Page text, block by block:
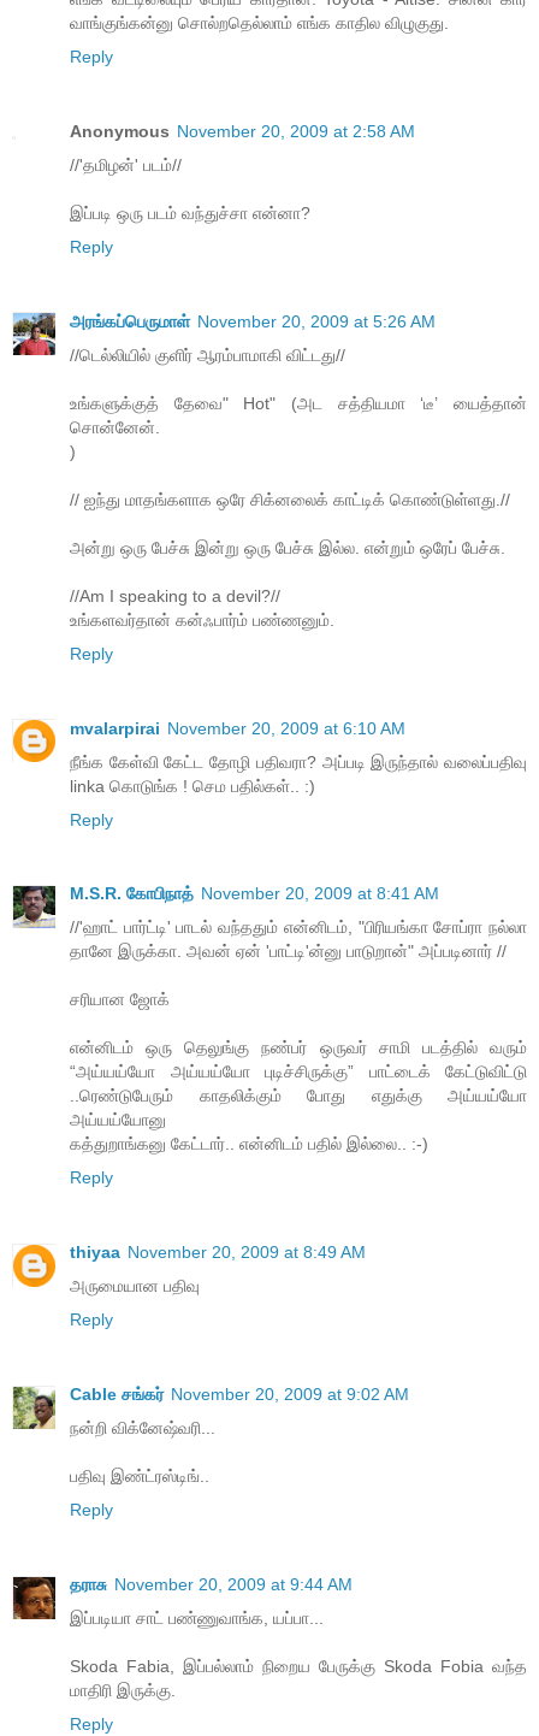
வாங்குங்கன்னு சொல்றதெல்லாம் எங்க காதில விழுகுது.
Reply
Anonymous November 20, 2009 at 2:58 AM
//'தமிழன்' படம்//
இப்படி ஒரு படம் வந்துச்சா என்னா?
Reply
அரங்கப்பெருமாள் November 20, 2009 at 5:26 AM
//டெல்லியில் குளிர் ஆரம்பாமாகி விட்டது//
உங்களுக்குத் தேவை" Hot" (அட சத்தியமா ‘டீ’ யைத்தான்
சொன்னேன்.
)
// ஐந்து மாதங்களாக ஒரே சிக்னலைக் காட்டிக் கொண்டுள்ளது.//
அன்று ஒரு பேச்சு இன்று ஒரு பேச்சு இல்ல. என்றும் ஒரேப் பேச்சு.
//Am I speaking to a devil?//
உங்களவர்தான் கன்ஃபார்ம் பண்ணனும்.
Reply
mvalarpirai November 20, 2009 at 6:10 AM
நீங்க கேள்வி கேட்ட தோழி பதிவரா? அப்படி இருந்தால் வலைப்பதிவு
linka கொடுங்க ! செம பதில்கள்.. :)
Reply
M.S.R. கோபிநாத் November 20, 2009 at 8:41 AM
//'ஹாட் பார்ட்டி' பாடல் வந்ததும் என்னிடம், "பிரியங்கா சோப்ரா நல்லா
தானே இருக்கா. அவன் ஏன் 'பாட்டி'ன்னு பாடுறான்" அப்படினார் //
சரியான ஜோக்
என்னிடம் ஒரு தெலுங்கு நண்பர் ஒருவர் சாமி படத்தில் வரும்
“அய்யய்யோ அய்யய்யோ புடிச்சிருக்கு” பாட்டைக் கேட்டுவிட்டு
..ரெண்டுபேரும் காதலிக்கும் போது எதுக்கு அய்யய்யோ
அய்யய்யோனு
கத்துறாங்கனு கேட்டார்.. என்னிடம் பதில் இல்லை.. :-)
Reply
thiyaa November 20, 2009 at 8:49 AM
அருமையான பதிவு
Reply
Cable சங்கர் November 20, 2009 at 9:02 AM
நன்றி விக்னேஷ்வரி...
பதிவு இண்ட்ரஸ்டிங்..
Reply
தராசு November 20, 2009 at 9:44 AM
இப்படியா சாட் பண்ணுவாங்க, யப்பா...
Skoda Fabia, இப்பல்லாம் நிறைய பேருக்கு Skoda Fobia வந்த
மாதிரி இருக்கு.
Reply